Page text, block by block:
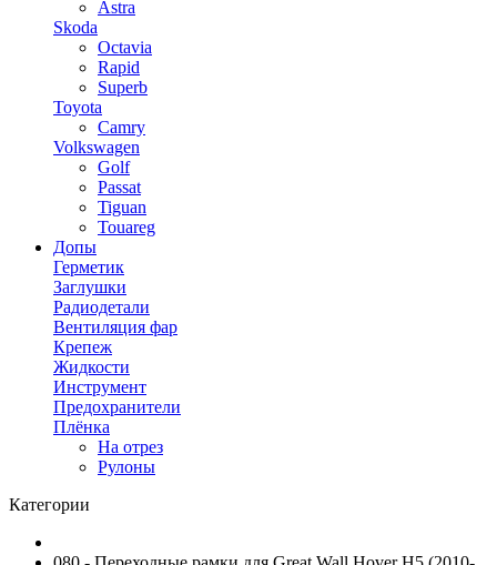
Astra
Skoda
Octavia
Rapid
Superb
Toyota
Camry
Volkswagen
Golf
Passat
Tiguan
Touareg
Допы
Герметик
Заглушки
Радиодетали
Вентиляция фар
Крепеж
Жидкости
Инструмент
Предохранители
Плёнка
На отрез
Рулоны
Категории